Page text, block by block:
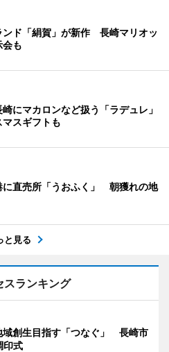
ンド「絹賀」が新作 長崎マリオッ
会も
にマカロンなど扱う「ラデュレ」
スギフトも
に直売所「うおふく」 朝獲れの地
と見る
スランキング
域創生目指す「つなぐ」 長崎市
印式